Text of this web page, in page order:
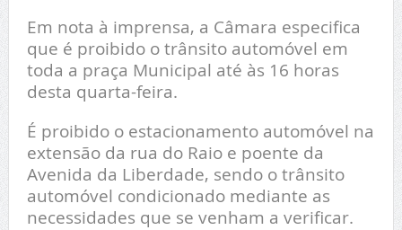
Em nota à imprensa, a Câmara especifica
que é proibido o trânsito automóvel em
toda a praça Municipal até às 16 horas
desta quarta-feira.
É proibido o estacionamento automóvel na
extensão da rua do Raio e poente da
Avenida da Liberdade, sendo o trânsito
automóvel condicionado mediante as
necessidades que se venham a verificar.